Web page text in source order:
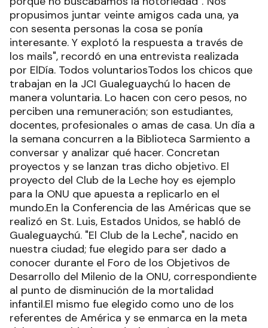
propusimos juntar veinte amigos cada una, ya
con sesenta personas la cosa se ponía
interesante. Y explotó la respuesta a través de
los mails", recordó en una entrevista realizada
por ElDía. Todos voluntariosTodos los chicos que
trabajan en la JCI Gualeguaychú lo hacen de
manera voluntaria. Lo hacen con cero pesos, no
perciben una remuneración; son estudiantes,
docentes, profesionales o amas de casa. Un día a
la semana concurren a la Biblioteca Sarmiento a
conversar y analizar qué hacer. Concretan
proyectos y se lanzan tras dicho objetivo. El
proyecto del Club de la Leche hoy es ejemplo
para la ONU que apuesta a replicarlo en el
mundo.En la Conferencia de las Américas que se
realizó en St. Luis, Estados Unidos, se habló de
Gualeguaychú. "El Club de la Leche", nacido en
nuestra ciudad; fue elegido para ser dado a
conocer durante el Foro de los Objetivos de
Desarrollo del Milenio de la ONU, correspondiente
al punto de disminución de la mortalidad
infantil.El mismo fue elegido como uno de los
referentes de América y se enmarca en la meta